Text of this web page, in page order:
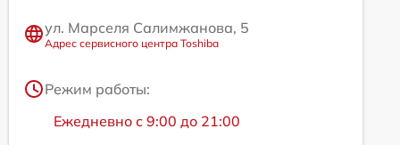
ул. Марселя Салимжанова, 5
Адрес сервисного центра Toshiba
Режим работы:
Ежедневно с 9:00 до 21:00